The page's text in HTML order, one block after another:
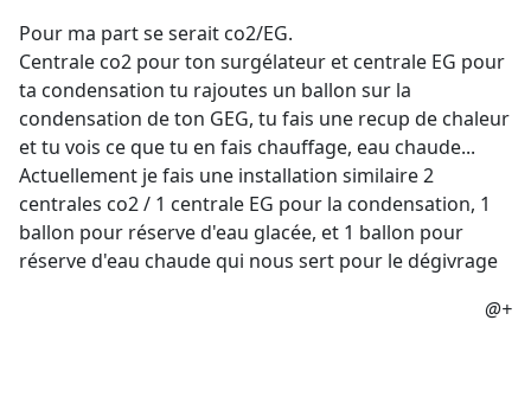
Pour ma part se serait co2/EG.
Centrale co2 pour ton surgélateur et centrale EG pour
ta condensation tu rajoutes un ballon sur la
condensation de ton GEG, tu fais une recup de chaleur
et tu vois ce que tu en fais chauffage, eau chaude...
Actuellement je fais une installation similaire 2
centrales co2 / 1 centrale EG pour la condensation, 1
ballon pour réserve d'eau glacée, et 1 ballon pour
réserve d'eau chaude qui nous sert pour le dégivrage
@+